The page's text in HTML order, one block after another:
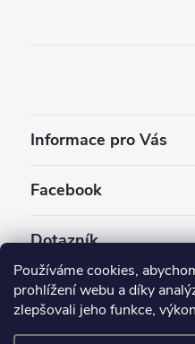
Používáme cookies,
prohlížení webu a díky
zlepšovali jeho funkce,
Informace pro Vás
Facebook
Dotazník
Jaký styl vapování